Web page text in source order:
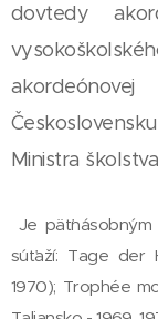
dovtedy
Ministra
Je päťnásobným
súťaží: Tage der
1970); Trophée